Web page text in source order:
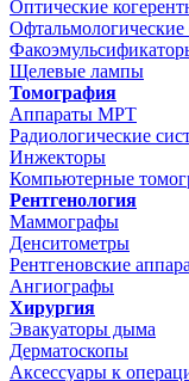
Оптические
Офтальмологические
Щелевые лампы
Томография
Аппараты МРТ
Радиологические
Инжекторы
Компьютерные
Рентгенология
Маммографы
Денситометры
Рентгеновские
Ангиографы
Хирургия
Эвакуаторы дыма
Дерматоскопы
Аксессуары к